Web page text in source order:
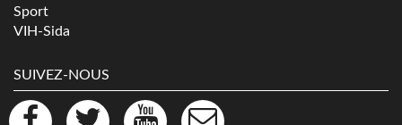
Sport
VIH-Sida
SUIVEZ-NOUS